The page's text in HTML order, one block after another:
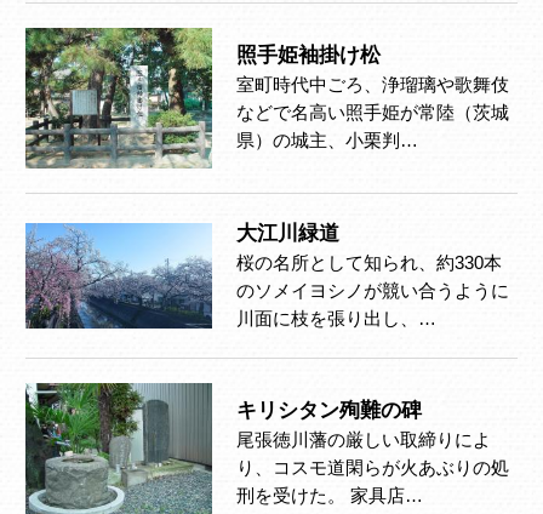
照手姫袖掛け松
室町時代中ごろ、浄瑠璃や歌舞伎
などで名高い照手姫が常陸（茨城
県）の城主、小栗判…
大江川緑道
桜の名所として知られ、約330本
のソメイヨシノが競い合うように
川面に枝を張り出し、…
キリシタン殉難の碑
尾張徳川藩の厳しい取締りによ
り、コスモ道閑らが火あぶりの処
刑を受けた。 家具店…